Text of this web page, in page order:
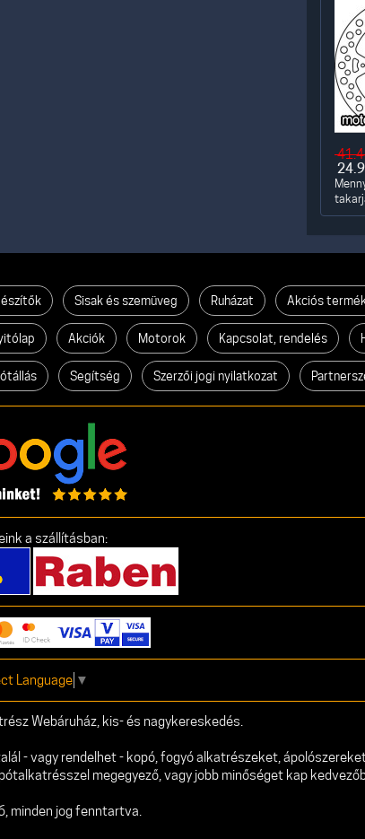
Sisak és szemüveg Ruházat Akciós
Akciók Motorok Kapcsolat, rendelés
Segítség Szerzői jogi nyilatkozat
a szállításban:
Language ▼
Webáruház, kis- és nagykereskedés.
- vagy rendelhet - kopó, fogyó alkatrészeket,
megegyező, vagy jobb minőséget kap
minden jog fenntartva.